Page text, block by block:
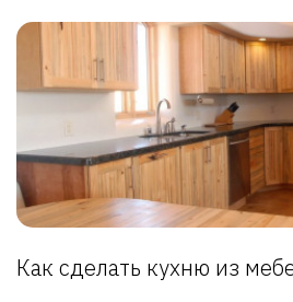
Как сделать кухню из